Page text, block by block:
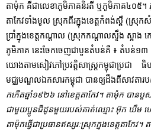
តាម៉ុក គឺជាលេខាភូមិភាគនិរតី ឬភូមិភាគ៤០៥។ ភូ
តាកែវទាំងមូល ស្រុកពីរក្នុងខេត្តកំពង់ស្ពឺ (ស្
ប្រាំក្នុងខេត្តកណ្តាល (ស្រុកកណ្តាលស្ទឹង ស្អា
ភូមិភាគ នេះចែកចេញជាបួនតំបន់គឺ ៖ តំបន់
យោងតាមសៀវភៅប្រវត្តិសាស្ត្រកម្ពុជាប្រជា
មជ្ឈមណ្ឌលឯកសារកម្ពុជា បានឲ្យដឹងពីសាវតា
កកើតឆ្នាំ១៩២៦ នៅខេត្តតាកែវ។ តាម៉ុក បានបួ
ជាមួយប្អូនជីដូនមួយរបស់គាត់ឈ្មោះ អ៊ុក ឃឹម ហ
តាម៉ុកធ្វើជាប្រធានឥស្សរៈស្រុកក្នុងខេត្តតាកែ